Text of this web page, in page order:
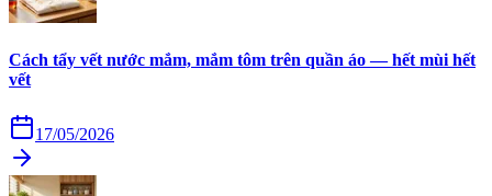
Cách tẩy vết nước mắm, mắm tôm trên quần áo — hết mùi hết
vết
17/05/2026